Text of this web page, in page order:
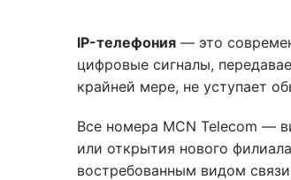
IP-телефония — это
цифровые сигналы,
крайней мере, не уступает
Все номера MCN Telecom —
или открытия нового
востребованным видом